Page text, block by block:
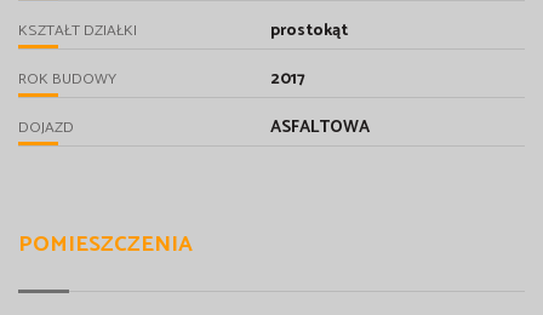
KSZTAŁT DZIAŁKI prostokąt
ROK BUDOWY 2017
DOJAZD ASFALTOWA
POMIESZCZENIA